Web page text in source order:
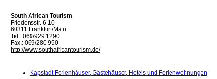
South African Tourism
Friedensstr. 6-10
60311 Frankfurt/Main
Tel.: 069/929 1290
Fax.: 069/280 950
http://www.southafricantourism.de/
Kapstadt Ferienhäuser, Gästehäuser, Hotels und Ferienwohnungen